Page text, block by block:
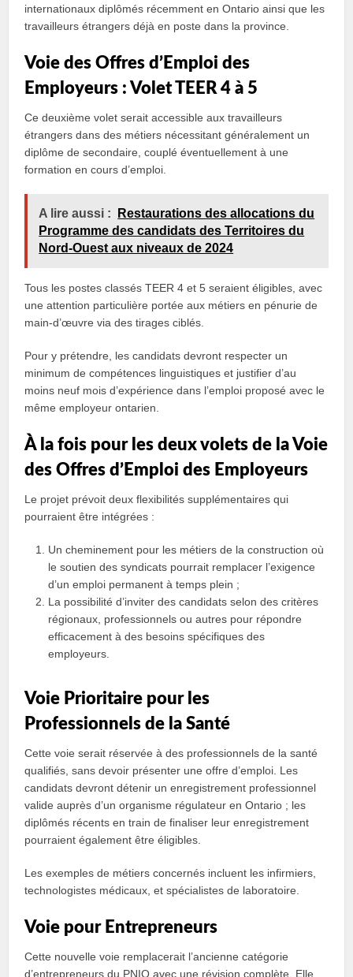
internationaux diplômés récemment en Ontario ainsi que les
travailleurs étrangers déjà en poste dans la province.
Voie des Offres d’Emploi des
Employeurs : Volet TEER 4 à 5
Ce deuxième volet serait accessible aux travailleurs
étrangers dans des métiers nécessitant généralement un
diplôme de secondaire, couplé éventuellement à une
formation en cours d’emploi.
A lire aussi :
Restaurations des allocations du
Programme des candidats des Territoires du
Nord-Ouest aux niveaux de 2024
Tous les postes classés TEER 4 et 5 seraient éligibles, avec
une attention particulière portée aux métiers en pénurie de
main-d’œuvre via des tirages ciblés.
Pour y prétendre, les candidats devront respecter un
minimum de compétences linguistiques et justifier d’au
moins neuf mois d’expérience dans l’emploi proposé avec le
même employeur ontarien.
À la fois pour les deux volets de la Voie
des Offres d’Emploi des Employeurs
Le projet prévoit deux flexibilités supplémentaires qui
pourraient être intégrées :
Un cheminement pour les métiers de la construction où
le soutien des syndicats pourrait remplacer l’exigence
d’un emploi permanent à temps plein ;
La possibilité d’inviter des candidats selon des critères
régionaux, professionnels ou autres pour répondre
efficacement à des besoins spécifiques des
employeurs.
Voie Prioritaire pour les
Professionnels de la Santé
Cette voie serait réservée à des professionnels de la santé
qualifiés, sans devoir présenter une offre d’emploi. Les
candidats devront détenir un enregistrement professionnel
valide auprès d’un organisme régulateur en Ontario ; les
diplômés récents en train de finaliser leur enregistrement
pourraient également être éligibles.
Les exemples de métiers concernés incluent les infirmiers,
technologistes médicaux, et spécialistes de laboratoire.
Voie pour Entrepreneurs
Cette nouvelle voie remplacerait l’ancienne catégorie
d’entrepreneurs du PNIO avec une révision complète. Elle